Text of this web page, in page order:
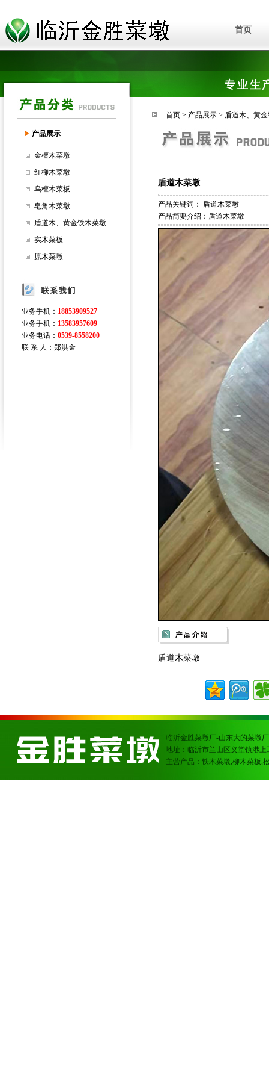
首页
产品展示
金檀木菜墩
红柳木菜墩
乌檀木菜板
皂角木菜墩
盾道木、黄金铁木菜墩
实木菜板
原木菜墩
业务手机： 18853909527
业务手机： 13583957609
业务电话： 0539-8558200
联 系 人：郑洪金
首页> 产品展示> 盾道木、黄
盾道木菜墩
产品关键词：
盾道木菜墩
产品简要介绍：盾道木菜墩
盾道木菜墩
临沂金胜菜墩厂-山东大的菜墩
地址：临沂市兰山区义堂镇港上
主营产品：铁木菜墩,柳木菜板,